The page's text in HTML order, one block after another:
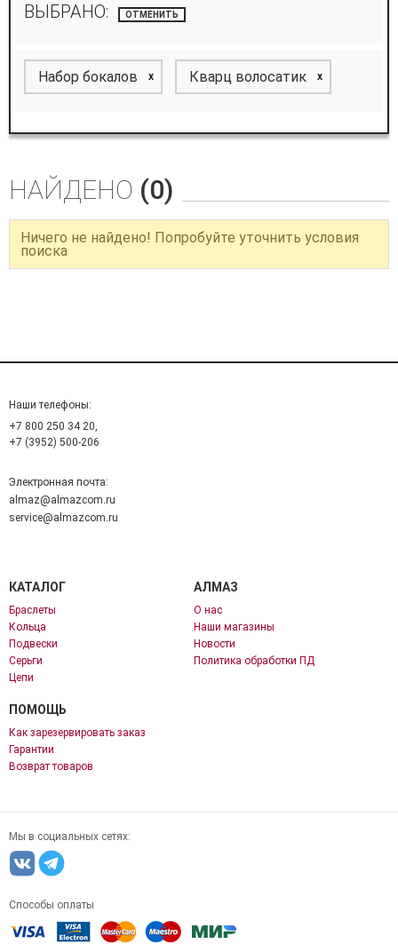
ВЫБРАНО: ОТМЕНИТЬ
Набор бокалов x Кварц волосатик x
НАЙДЕНО (0)
Ничего не найдено! Попробуйте уточнить условия
поиска
Наши телефоны:
+7 800 250 34 20,
+7 (3952) 500-206
Электронная почта:
almaz@almazcom.ru
service@almazcom.ru
КАТАЛОГ
Браслеты
Кольца
Подвески
Серьги
Цепи
АЛМАЗ
О нас
Наши магазины
Новости
Политика обработки ПД
ПОМОЩЬ
Как зарезервировать заказ
Гарантии
Возврат товаров
Мы в социальных сетях:
Способы оплаты